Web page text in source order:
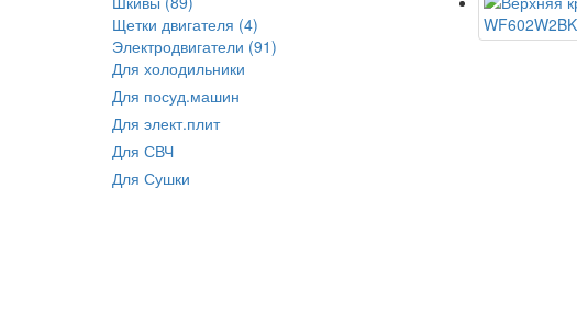
Щетки двигателя (4)
Электродвигатели (91)
Для холодильники
Для посуд.машин
Для элект.плит
Для СВЧ
Для Сушки